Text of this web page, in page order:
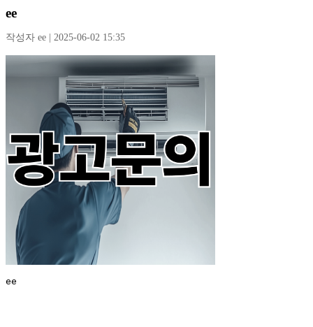
ee
작성자 ee | 2025-06-02 15:35
ee